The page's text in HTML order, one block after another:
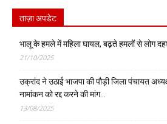
ताज़ा अपडेट
भालू के हमले में महिला घायल, बढ़ते हमलों से लोग
21/10/2025
उक्रांद ने उठाई भाजपा की पौड़ी जिला पंचायत
नामांकन को रद्द करने की मांग…
13/08/2025